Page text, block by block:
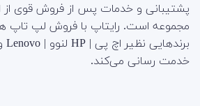
پشتیبانی و خدمات پس از فروش قوی از
مجموعه است. رایتاپ با فروش لپ تاپ
خدمت رسانی می‌کند.